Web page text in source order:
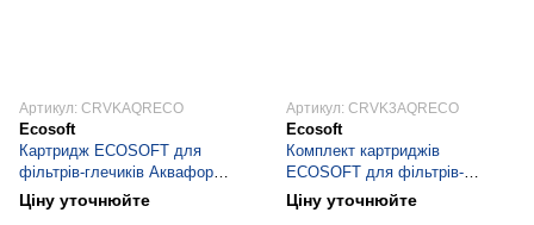
Артикул: CRVKAQRECO
Ecosoft
Картридж ECOSOFT для
фільтрів-глечиків Аквафор
(CRVKAQRECO)
Ціну уточнюйте
Артикул: CRVK3AQRECO
Ecosoft
Комплект картриджів
ECOSOFT для фільтрів-
глечиків Аквафор 3 шт
(CRVK3AQRECO)
Ціну уточнюйте